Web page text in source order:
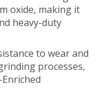
oxide, making it
heavy-duty
to wear and
processes,